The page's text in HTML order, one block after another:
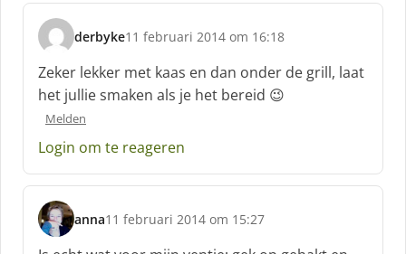
derbyke
s
c
h
r
e
:
11 februari 2014 om 16:18
Zeker lekker met kaas en dan onder de grill, laat
het jullie smaken als je het bereid 😉
Melden
Login om te reageren
anna
s
c
11 februari 2014 om 15:27